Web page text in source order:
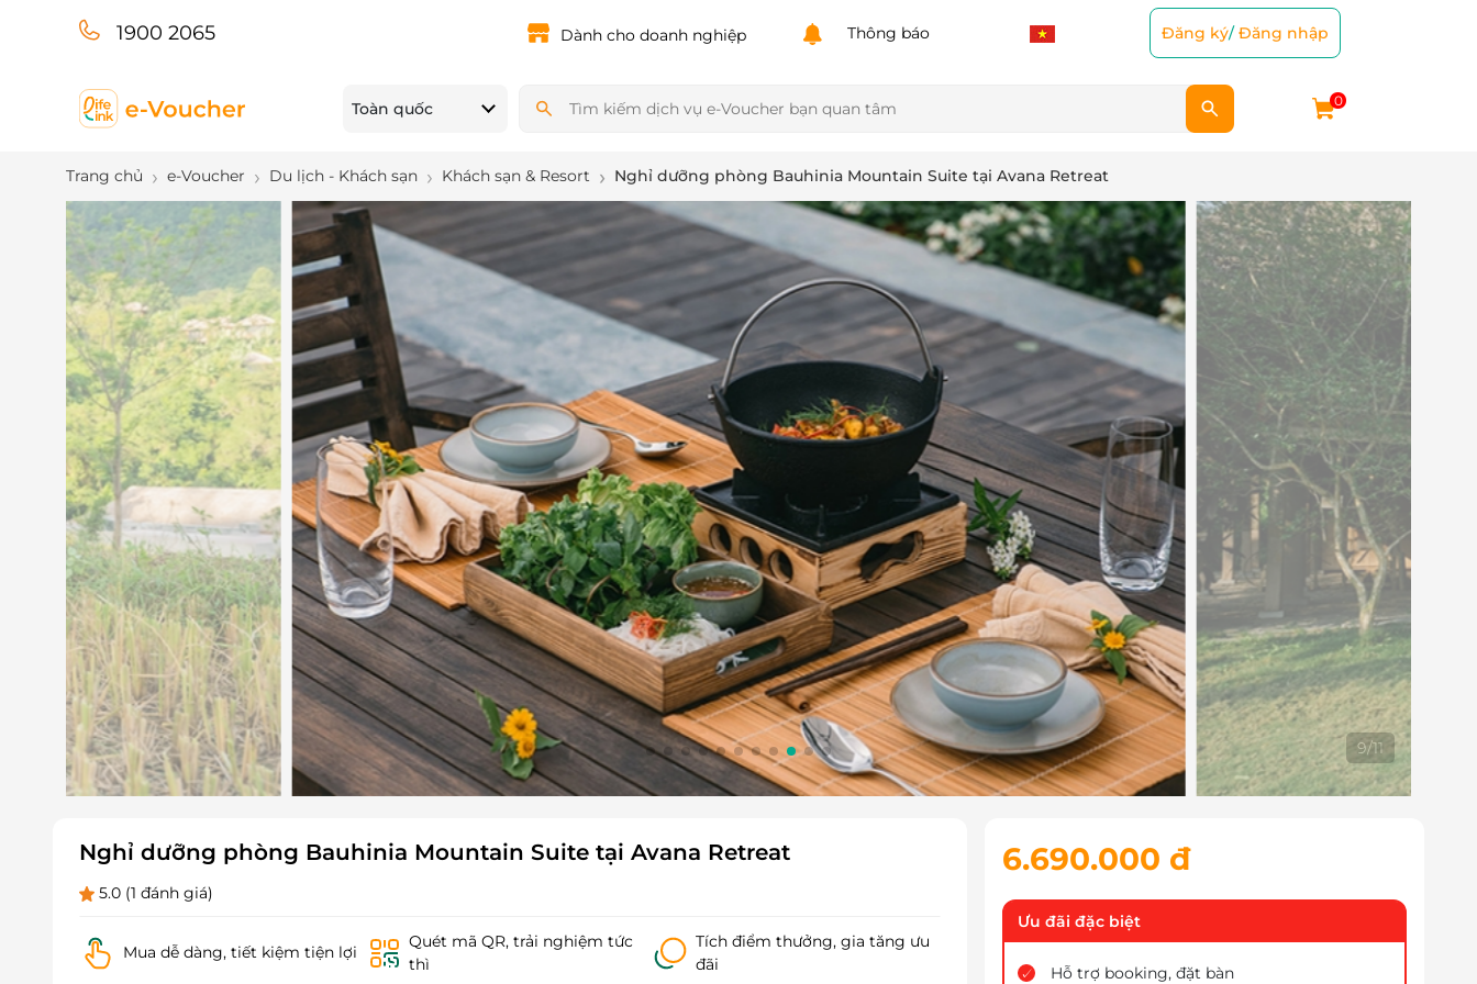
1900 2065 Dành cho doanh nghiệp Thông báo Đăng ký/Đăng nhập
Toàn quốc 0
Trang chủ e-Voucher Du lịch - Khách sạn Khách sạn & Resort Nghỉ dưỡng phòng Bauhinia Mountain Suite tại Avana Retreat
10/11
Nghỉ dưỡng phòng Bauhinia Mountain Suite tại Avana Retreat
5.0 (1 đánh giá)
Mua dễ dàng, tiết kiệm tiện lợi
Quét mã QR, trải nghiệm tức
thì
Tích điểm thưởng, gia tăng ưu
đãi
6.690.000 đ
Ưu đãi đặc biệt
Hỗ trợ booking, đặt bàn